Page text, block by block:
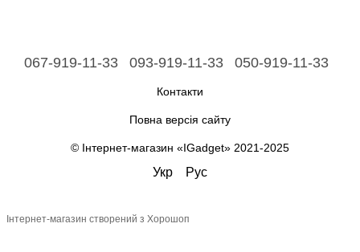
067-919-11-33 093-919-11-33 050-919-11-33
Контакти
Повна версія сайту
© Інтернет-магазин «IGadget» 2021-2025
Укр Рус
Інтернет-магазин створений з Хорошоп